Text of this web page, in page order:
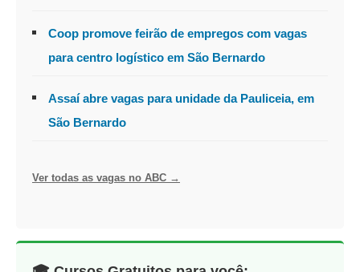
Coop promove feirão de empregos com vagas
para centro logístico em São Bernardo
Assaí abre vagas para unidade da Pauliceia, em
São Bernardo
Ver todas as vagas no ABC →